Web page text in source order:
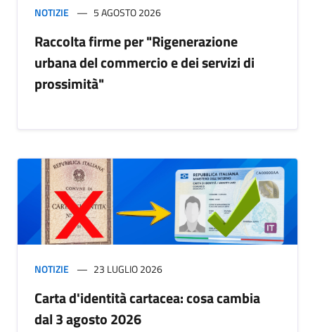
NOTIZIE 5 AGOSTO 2026
Raccolta firme per "Rigenerazione
urbana del commercio e dei servizi di
prossimità"
NOTIZIE 23 LUGLIO 2026
Carta d'identità cartacea: cosa cambia
dal 3 agosto 2026